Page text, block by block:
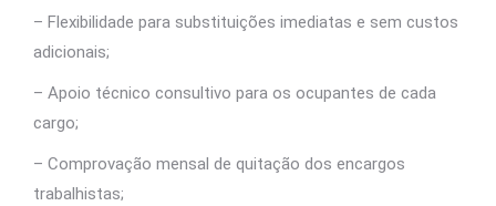
– Flexibilidade para substituições imediatas e sem custos
adicionais;
– Apoio técnico consultivo para os ocupantes de cada
cargo;
– Comprovação mensal de quitação dos encargos
trabalhistas;